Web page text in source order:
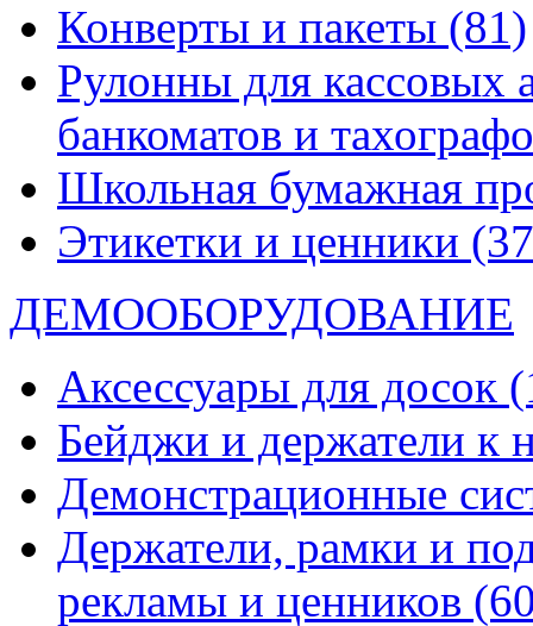
Конверты и пакеты (81)
Рулонны для кассовых
банкоматов и
Школьная бумажная
Этикетки и ценники
ДЕМООБОРУДОВАНИЕ
Аксессуары для досок
Бейджи и держатели к
Демонстрационные
Держатели, рамки и
рекламы и ценников